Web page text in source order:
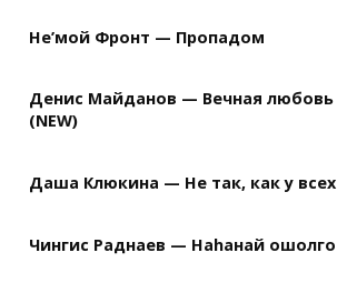
Не’мой Фронт — Пропадом
Денис Майданов — Вечная любовь
(NEW)
Даша Клюкина — Не так, как у всех
Чингис Раднаев — Наhанай ошолго